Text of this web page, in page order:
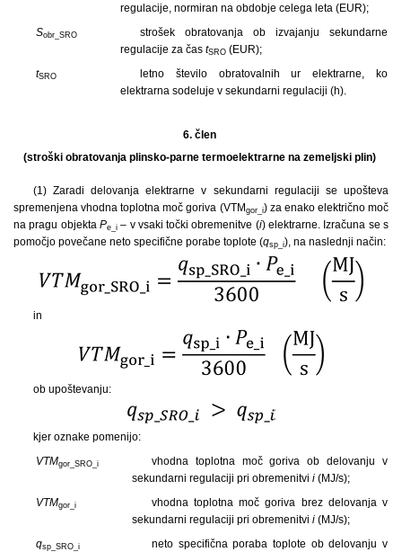
regulacije, normiran na obdobje celega leta (EUR);
Sobr_SRO
strošek obratovanja ob izvajanju sekundarne
regulacije za čas tSRO (EUR);
tSRO
letno število obratovalnih ur elektrarne, ko
elektrarna sodeluje v sekundarni regulaciji (h).
6. člen
(stroški obratovanja plinsko-parne termoelektrarne na zemeljski plin)
(1) Zaradi delovanja elektrarne v sekundarni regulaciji se upošteva
spremenjena vhodna toplotna moč goriva (VTMgor_ i) za enako električno moč
na pragu objekta Pe_i– v vsaki točki obremenitve (i) elektrarne. Izračuna se s
pomočjo povečane neto specifične porabe toplote (qsp_i), na naslednji način:
in
ob upoštevanju:
kjer oznake pomenijo:
VTMgor_SRO_i
vhodna toplotna moč goriva ob delovanju v
sekundarni regulaciji pri obremenitvi i (MJ/s);
VTMgor_i
vhodna toplotna moč goriva brez delovanja v
sekundarni regulaciji pri obremenitvi i (MJ/s);
qsp_SRO_i
neto specifična poraba toplote ob delovanju v